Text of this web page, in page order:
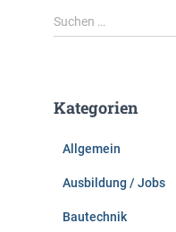
S
u
n
Suchen …
Kategorien
Allgemein
Ausbildung / Jobs
Bautechnik